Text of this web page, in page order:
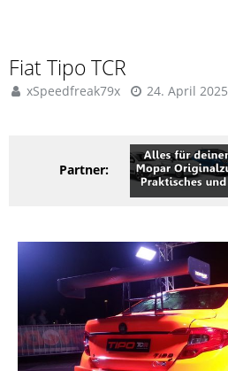
Fiat Tipo TCR
xSpeedfreak79x 24. April 2025
Partner: